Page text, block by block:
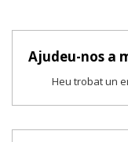
Ajudeu-nos a
Heu trobat un